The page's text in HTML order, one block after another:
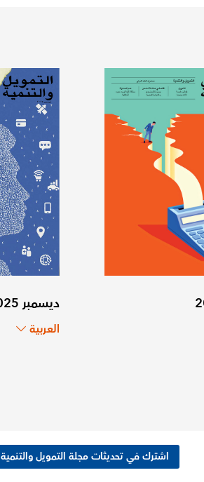
ديسمبر 2025
العربية
اشترك في تحديثات مجلة التمويل والتنمية